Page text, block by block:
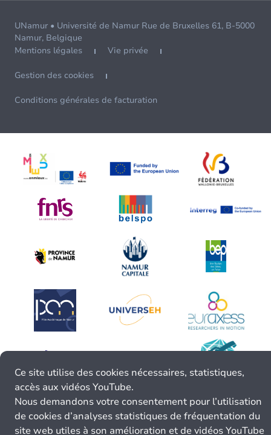
UNamur • Université de Namur Rue de Bruxelles 61, B-5000
Namur, Belgique
Mentions légales
Vie privée
Gestion des cookies
Conditions générales de facturation
Ce site utilise des cookies nécessaires, statistiques,
accès aux vidéos YouTube.
Nous demandons votre consentement pour l’utilisation
de cookies d’analyses statistiques de fréquentation du
site web utiles à son amélioration et de vidéos YouTube